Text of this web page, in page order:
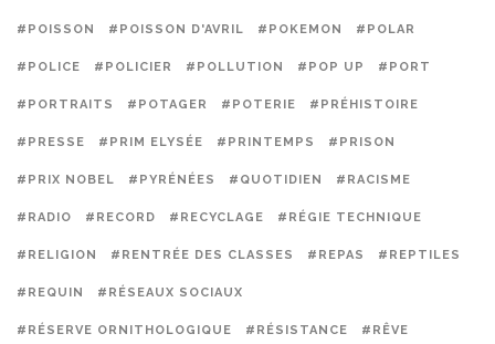
#POISSON #POISSON D'AVRIL #POKEMON #POLAR
#POLICE #POLICIER #POLLUTION #POP UP #PORT
#PORTRAITS #POTAGER #POTERIE #PRÉHISTOIRE
#PRESSE #PRIM ELYSÉE #PRINTEMPS #PRISON
#PRIX NOBEL #PYRÉNÉES #QUOTIDIEN #RACISME
#RADIO #RECORD #RECYCLAGE #RÉGIE TECHNIQUE
#RELIGION #RENTRÉE DES CLASSES #REPAS #REPTILES
#REQUIN #RÉSEAUX SOCIAUX
#RÉSERVE ORNITHOLOGIQUE #RÉSISTANCE #RÊVE